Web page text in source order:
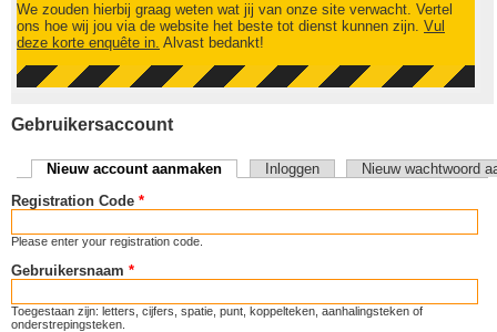
We zouden hierbij graag weten wat jij van onze site verwacht. Vertel
ons hoe wij jou via de website het beste tot dienst kunnen zijn. Vul
deze korte enquête in. Alvast bedankt!
Gebruikersaccount
Primaire tabs
Nieuw account aanmaken (actieve tabblad)
Inloggen
Nieuw wachtwoord
Registration Code *
Please enter your registration code.
Gebruikersnaam *
Toegestaan zijn: letters, cijfers, spatie, punt, koppelteken, aanhalingsteken of
onderstrepingsteken.